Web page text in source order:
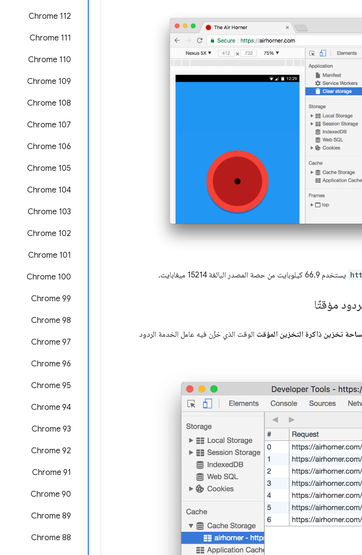
‫Chrome 112
‫Chrome 111
Chrome 110
Chrome 109
Chrome 108
Chrome 107
Chrome 106
Chrome 105
‫Chrome 104
Chrome 103
Chrome 102
Chrome 101
Chrome 100
Chrome 99
Chrome 98
‫Chrome 97
Chrome 96
Chrome 95
Chrome 94
Chrome 93
‫Chrome 92
‫Chrome 91
Chrome 90
Chrome 89
Chrome 88
يستخدم 66.9 كيلوبايت من حصة المصدر البالغة 15214 ميغابايت.
مؤقتًا
تخزين ذاكرة التخزين المؤقت الوقت الذي خزّن فيه عامل الخدمة الردود